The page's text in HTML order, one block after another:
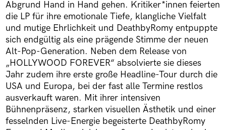
Abgrund Hand in Hand gehen. Kritiker*innen feierten
die LP für ihre emotionale Tiefe, klangliche Vielfalt
und mutige Ehrlichkeit und DeathbyRomy entpuppte
sich endgültig als eine prägende Stimme der neuen
Alt-Pop-Generation. Neben dem Release von
„HOLLYWOOD FOREVER“ absolvierte sie dieses
Jahr zudem ihre erste große Headline-Tour durch die
USA und Europa, bei der fast alle Termine restlos
ausverkauft waren. Mit ihrer intensiven
Bühnenpräsenz, starken visuellen Ästhetik und einer
fesselnden Live-Energie begeisterte DeathbyRomy